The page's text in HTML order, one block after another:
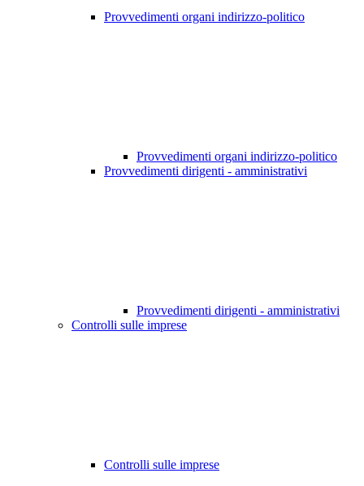
Provvedimenti organi indirizzo-politico
Provvedimenti organi indirizzo-politico
Provvedimenti dirigenti - amministrativi
Provvedimenti dirigenti - amministrativi
Controlli sulle imprese
Controlli sulle imprese